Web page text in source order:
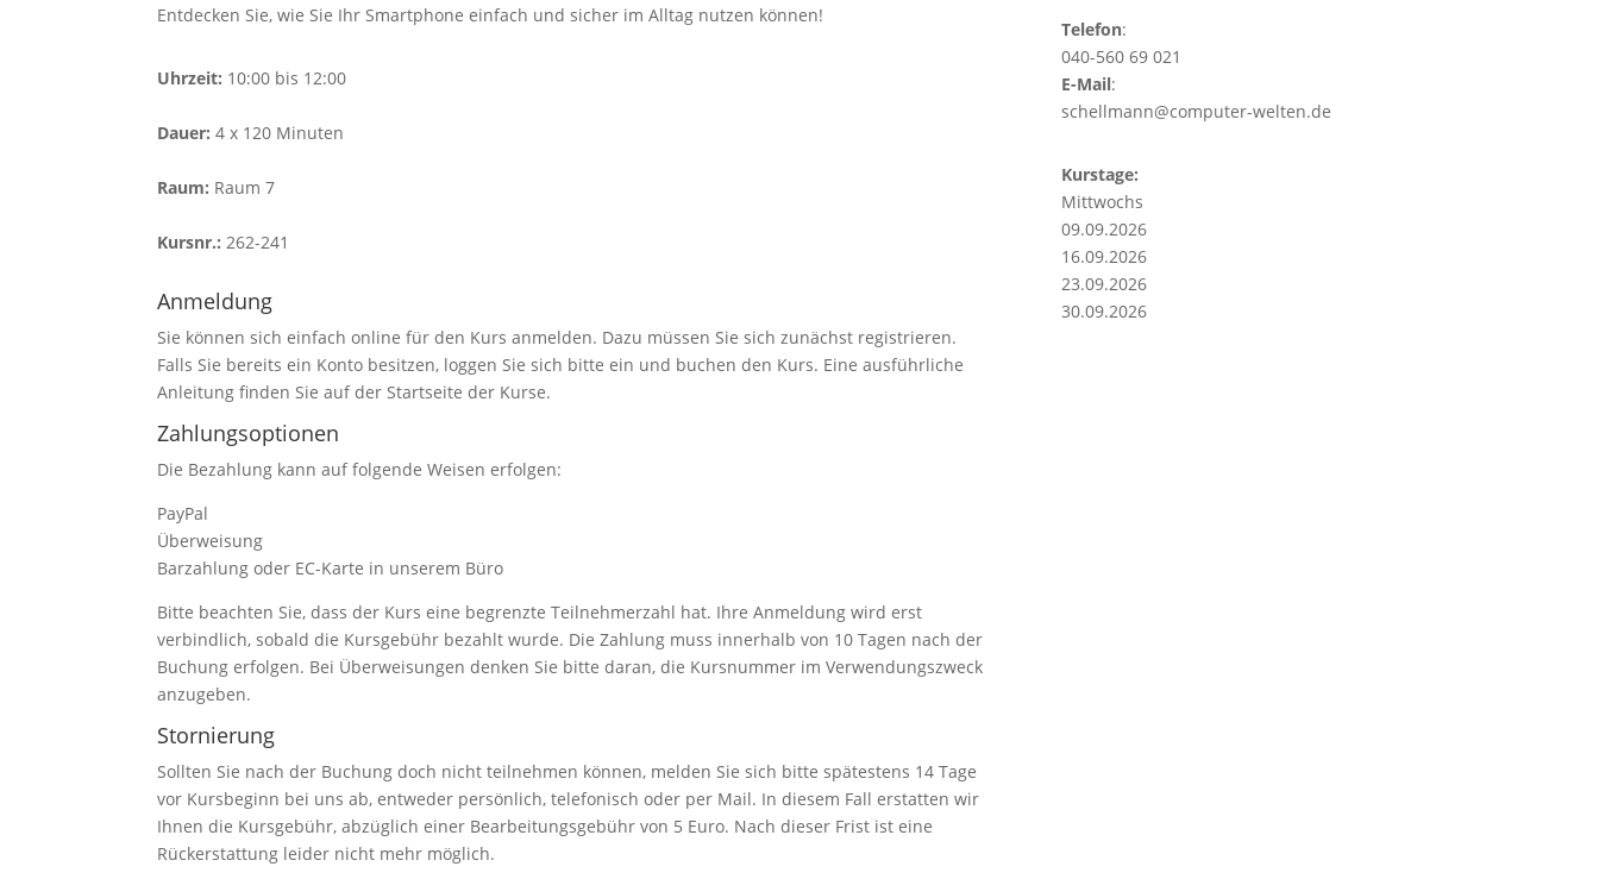
Entdecken Sie, wie Sie Ihr Smartphone einfach und sicher im Alltag nutzen können!
Uhrzeit: 10:00 bis 12:00
Dauer: 4 x 120 Minuten
Raum: Raum 7
Kursnr.: 262-241
Anmeldung
Sie können sich einfach online für den Kurs anmelden. Dazu müssen Sie sich zunächst registrieren.
Falls Sie bereits ein Konto besitzen, loggen Sie sich bitte ein und buchen den Kurs. Eine ausführliche
Anleitung finden Sie auf der Startseite der Kurse.
Zahlungsoptionen
Die Bezahlung kann auf folgende Weisen erfolgen:
PayPal
Überweisung
Barzahlung oder EC-Karte in unserem Büro
Bitte beachten Sie, dass der Kurs eine begrenzte Teilnehmerzahl hat. Ihre Anmeldung wird erst
verbindlich, sobald die Kursgebühr bezahlt wurde. Die Zahlung muss innerhalb von 10 Tagen nach der
Buchung erfolgen. Bei Überweisungen denken Sie bitte daran, die Kursnummer im Verwendungszweck
anzugeben.
Stornierung
Sollten Sie nach der Buchung doch nicht teilnehmen können, melden Sie sich bitte spätestens 14 Tage
vor Kursbeginn bei uns ab, entweder persönlich, telefonisch oder per Mail. In diesem Fall erstatten wir
Ihnen die Kursgebühr, abzüglich einer Bearbeitungsgebühr von 5 Euro. Nach dieser Frist ist eine
Rückerstattung leider nicht mehr möglich.
Telefon:
040-560 69 021
E-Mail:
schellmann@computer-welten.de
Kurstage:
Mittwochs
09.09.2026
16.09.2026
23.09.2026
30.09.2026